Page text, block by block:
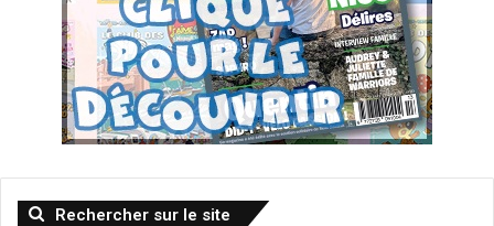
Rechercher sur le site